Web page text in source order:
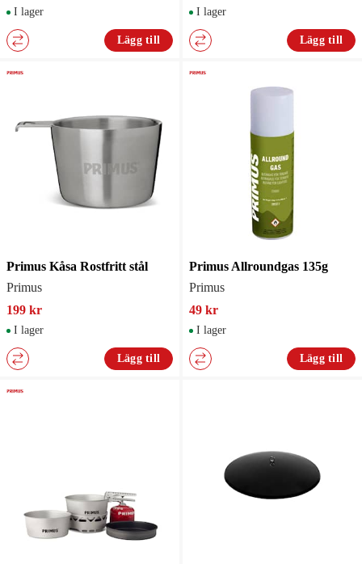
I lager
Lägg till
I lager
Lägg till
Primus Kåsa Rostfritt stål
Primus
199 kr
I lager
Lägg till
Primus Allroundgas 135g
Primus
49 kr
I lager
Lägg till